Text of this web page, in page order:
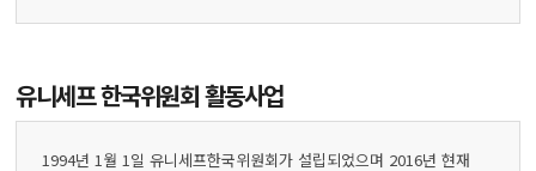
유니세프 한국위원회 활동사업
1994년 1월 1일 유니세프한국위원회가 설립되었으며 2016년 현재